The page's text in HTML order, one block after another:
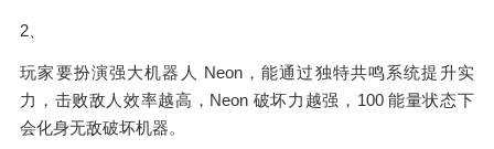
2、
玩家要扮演强大机器人 Neon，能通过独特共鸣系统提升实
力，击败敌人效率越高，Neon 破坏力越强，100 能量状态下
会化身无敌破坏机器。